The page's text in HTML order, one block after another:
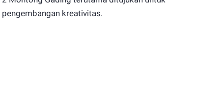
pengembangan kreativitas.